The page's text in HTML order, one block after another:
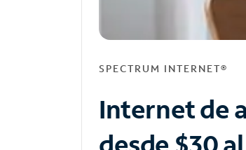
SPECTRUM INTERNET®
Internet de